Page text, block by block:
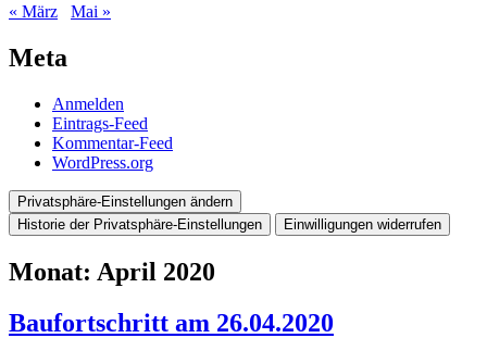
« März
Mai »
Meta
Anmelden
Eintrags-Feed
Kommentar-Feed
WordPress.org
Privatsphäre-Einstellungen ändern
Historie der Privatsphäre-Einstellungen
Einwilligungen widerrufen
Monat: April 2020
Baufortschritt am 26.04.2020